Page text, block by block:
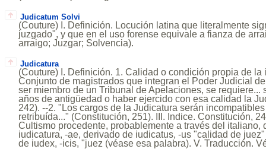
Judicatum Solvi
(Couture) I. Definición. Locución latina que literalmente
juzgado", y que en el uso forense equivale a fianza de
arraigo; Juzgar; Solvencia).
Judicatura
(Couture) I. Definición. 1. Calidad o condición propia de la
Conjunto de magistrados que integran el Poder Judicial
ser miembro de un Tribunal de Apelaciones, se requiere...
años de antigüedad o haber ejercido con esa calidad la
242). --2. "Los cargos de la Judicatura serán
retribuída..." (Constitución, 251). III. Indice. Constitución,
Cultismo procedente, probablemente a través del italiano,
iudicatura, -ae, derivado de iudicatus, -us "calidad de
de iudex, -icis, "juez (véase esa palabra). V. Traducción.